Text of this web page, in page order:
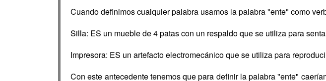
Cuando definimos cualquier palabra usamos la palabra "ente" como
Silla: ES un mueble de 4 patas con un respaldo que se utiliza para
Impresora: ES un artefacto electromecánico que se utiliza para
Con este antecedente tenemos que para definir la palabra "ente"